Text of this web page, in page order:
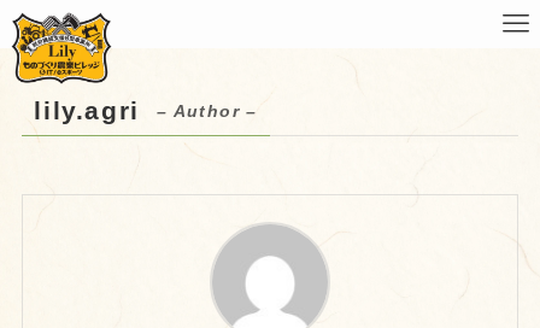
lily.agri – Author –